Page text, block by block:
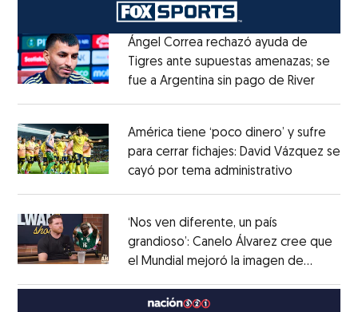
Ángel Correa rechazó ayuda de
Tigres ante supuestas amenazas; se
fue a Argentina sin pago de RiverOpens
América tiene ‘poco dinero’ y sufre
para cerrar fichajes: David Vázquez se
cayó por tema administrativo
‘Nos ven diferente, un país
grandioso’: Canelo Álvarez cree que
el Mundial mejoró la imagen de